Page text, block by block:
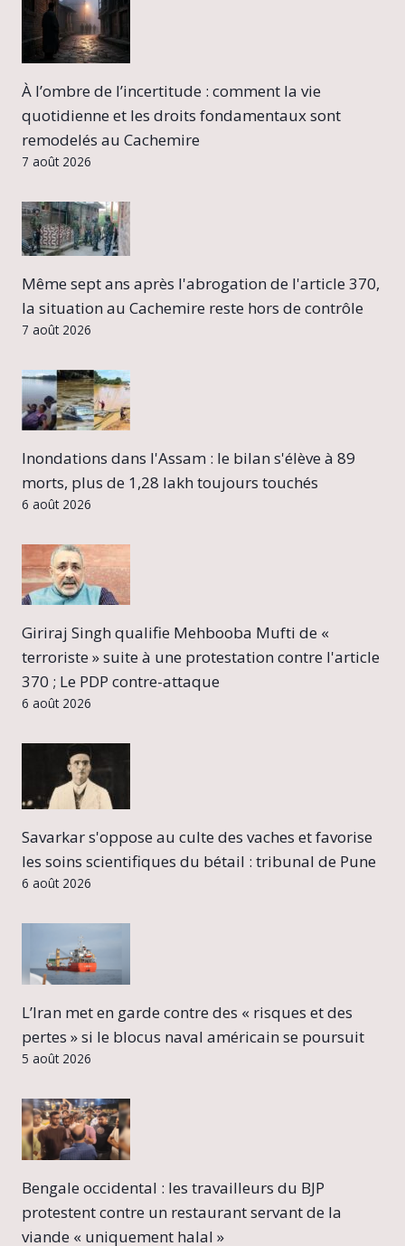
À l’ombre de l’incertitude : comment la vie
quotidienne et les droits fondamentaux sont
remodelés au Cachemire
7 août 2026
Même sept ans après l'abrogation de l'article 370,
la situation au Cachemire reste hors de contrôle
7 août 2026
Inondations dans l'Assam : le bilan s'élève à 89
morts, plus de 1,28 lakh toujours touchés
6 août 2026
Giriraj Singh qualifie Mehbooba Mufti de «
terroriste » suite à une protestation contre l'article
370 ; Le PDP contre-attaque
6 août 2026
Savarkar s'oppose au culte des vaches et favorise
les soins scientifiques du bétail : tribunal de Pune
6 août 2026
L’Iran met en garde contre des « risques et des
pertes » si le blocus naval américain se poursuit
5 août 2026
Bengale occidental : les travailleurs du BJP
protestent contre un restaurant servant de la
viande « uniquement halal »